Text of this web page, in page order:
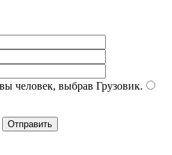
человек, выбрав Грузовик.